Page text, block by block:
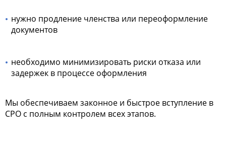
нужно продление членства или переоформление
документов
необходимо минимизировать риски отказа или
задержек в процессе оформления
Мы обеспечиваем законное и быстрое вступление в
СРО с полным контролем всех этапов.